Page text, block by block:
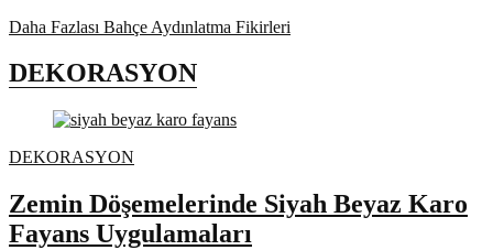
Daha Fazlası Bahçe Aydınlatma Fikirleri
DEKORASYON
DEKORASYON
Zemin Döşemelerinde Siyah Beyaz Karo
Fayans Uygulamaları